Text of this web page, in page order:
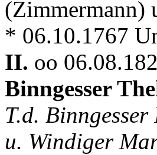
(Zimmermann)
* 06.10.1767
II. oo
Binngesser
T.d.
u. Windiger